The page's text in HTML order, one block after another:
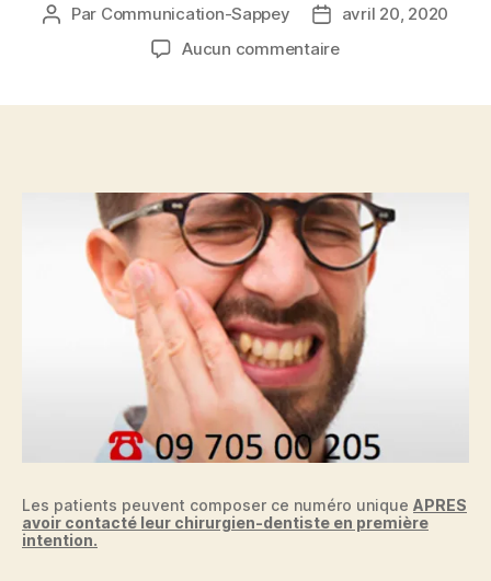
Auteur
Par Communication-Sappey
Date
de
avril 20, 2020
Aucun commentairesur
Les patients peuvent composer ce numéro unique APRES
avoir contacté leur chirurgien-dentiste en première
intention.